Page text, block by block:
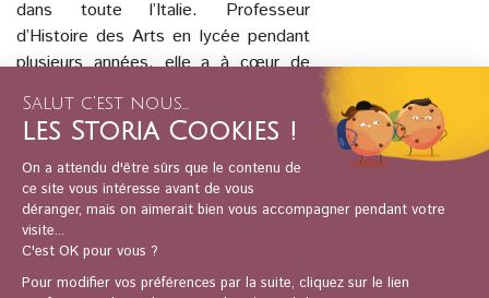
dans toute l’Italie. Professeur
d’Histoire des Arts en lycée pendant
plusieurs années, elle a à cœur de
au plus grand nombre.
Cette conférence est incluse dans le
coffret de 25 visioconférences
temps des cathédrales